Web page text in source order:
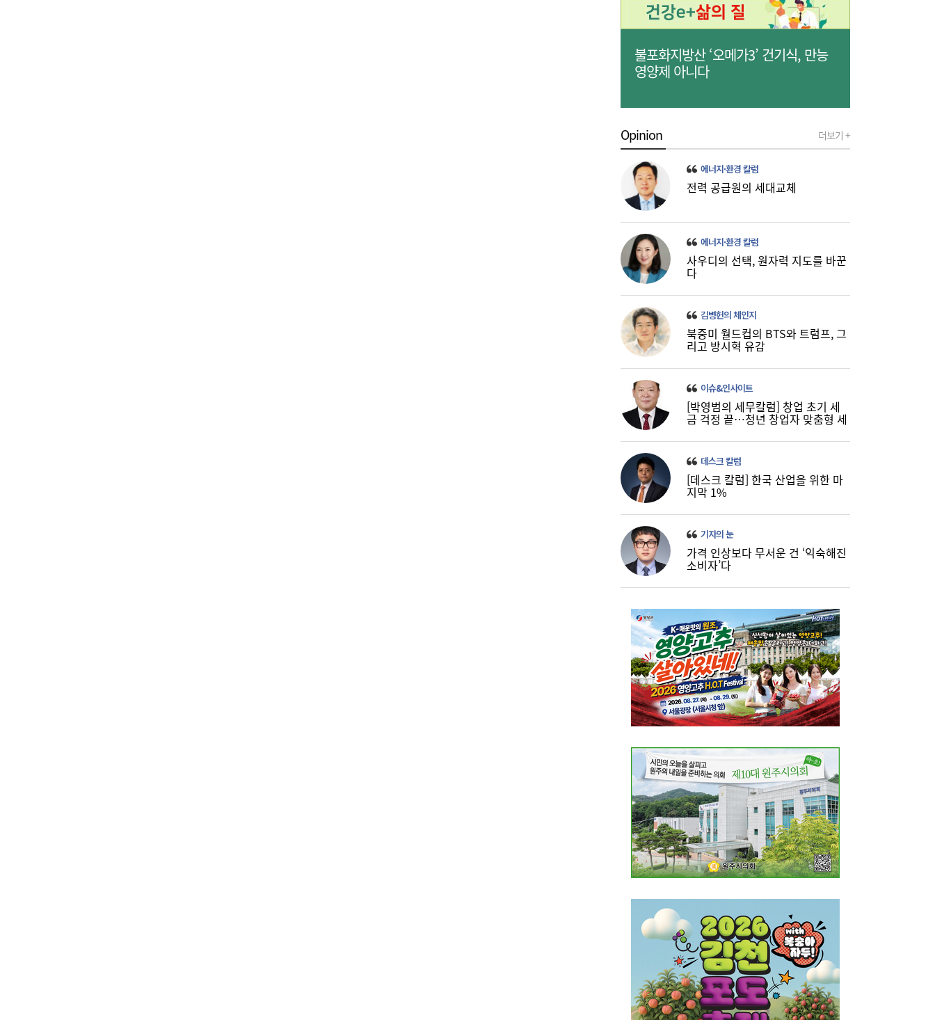
16:32
[금융권 풍향계] 취약계층 금융 접근성↑...기
업은행, 비대면 햇살론 출시 外
16:26
미·중에 로봇 패권 안 뺏긴다…현대차, “‘글로
벌 로봇 파운드리’ 구축할 것”
16:21
코스피, 반도체 차익실현에 4%대 급락…코
스닥은 800선 지켜내[마감시황]
16:18
LH 사장, 주택공급 속도전 위해 “보상 임시
직, 정규직보다 더 많이 주겠다”
불포화지방산 ‘오메가3’ 건기식, 만능
영양제 아니다
Opinion 더보기 +
에너지·환경 칼럼
전력 공급원의 세대교체
에너지·환경 칼럼
사우디의 선택, 원자력 지도를 바꾼
다
김병헌의 체인지
북중미 월드컵의 BTS와 트럼프, 그
리고 방시혁 유감
이슈&인사이트
[박영범의 세무칼럼] 창업 초기 세
금 걱정 끝…청년 창업자 맞춤형 세
데스크 칼럼
[데스크 칼럼] 한국 산업을 위한 마
지막 1%
기자의 눈
가격 인상보다 무서운 건 ‘익숙해진
소비자’다